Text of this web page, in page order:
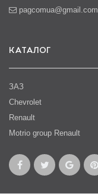
pagcomua@gmail.com
КАТАЛОГ
ЗАЗ
Chevrolet
Renault
Motrio group Renault